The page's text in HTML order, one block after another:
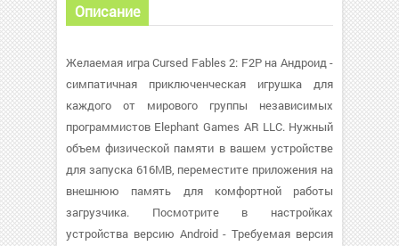
Описание
Желаемая игра Cursed Fables 2: F2P на Андроид -
симпатичная приключенческая игрушка для
каждого от мирового группы независимых
программистов Elephant Games AR LLC. Нужный
объем физической памяти в вашем устройстве
для запуска 616MB, переместите приложения на
внешнюю память для комфортной работы
загрузчика. Посмотрите в настройках
устройства версию Android - Требуемая версия